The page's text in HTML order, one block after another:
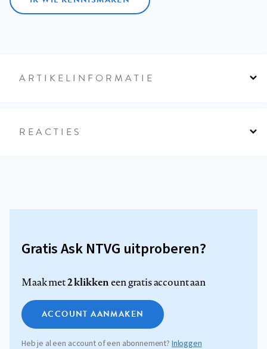
ARTIKELINFORMATIE
REACTIES
Gratis Ask NTVG uitproberen?
Maak met2 klikkeneen gratis account aan
ACCOUNT AANMAKEN
Heb je al een account of een abonnement?Inloggen